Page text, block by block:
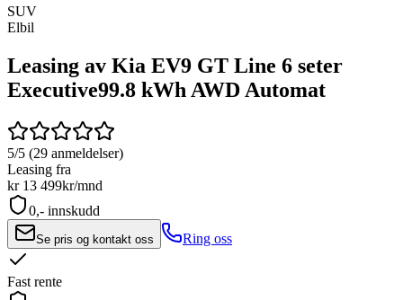
SUV
Elbil
Leasing av Kia EV9 GT Line 6 seter
Executive99.8 kWh AWD Automat
5/5 (29 anmeldelser)
Leasing fra
kr 13 499kr/mnd
0,- innskudd
Se pris og kontakt oss Ring oss
Fast rente